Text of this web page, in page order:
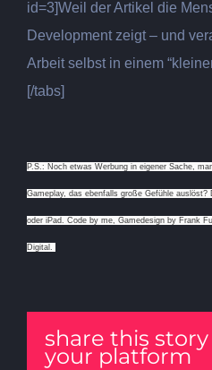
id=3]Weil der Artikel die
Development zeigt – und
Arbeit selbst in einem
[/tabs]
P.S.: Noch etwas Werbung in eigener Sache,
Gameplay, das ebenfalls große Gefühle auslöst?
oder iPad. Code by me, Gamedesign by Frank
Digital.
share this
your platform